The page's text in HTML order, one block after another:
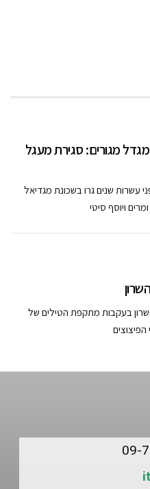
מגורים: סגירת מעגל
עשרות שנים גרו בשכונת מגדיאל
ויוסף סיטי
בעקבות מתקפת הטילים של